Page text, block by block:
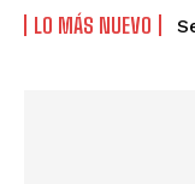
LO MÁS NUEVO